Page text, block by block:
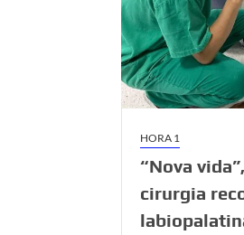
HORA 1
“Nova
cirurgia